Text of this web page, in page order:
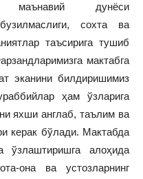
маънавий дунёси
сохта ва
таъсирига тушиб
мактабга
эканини билдиришимиз
ҳам ўзларига
яхши англаб, таълим ва
керак бўлади. Мактабда
ўзлаштиришга алоҳида
она ва устозларнинг